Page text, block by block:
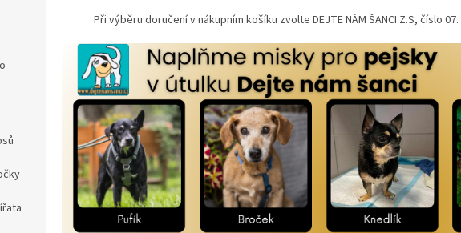
Při výběru doručení v nákupním košíku zvolte DEJTE NÁM ŠANCI Z.S, číslo 07.